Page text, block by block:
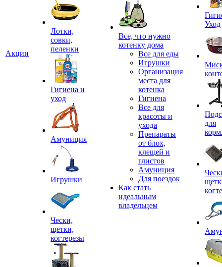
Акции
Лотки,
совки,
пеленки
Гигиена и
уход
Амуниция
Игрушки
Чески,
щетки,
когтерезы
Все, что нужно
котенку дома
Все для еды
Игрушки
Организация
места для
котенка
Гигиена
Все для
красоты и
ухода
Препараты
от блох,
клещей и
глистов
Амуниция
Для поездок
Как стать
идеальным
владельцем
Уход
для